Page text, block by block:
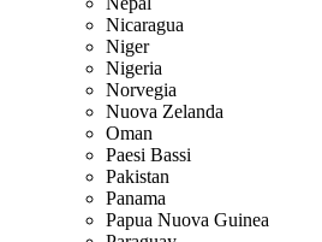
Nicaragua
Niger
Nigeria
Norvegia
Nuova Zelanda
Oman
Paesi Bassi
Pakistan
Panama
Papua Nuova Guinea